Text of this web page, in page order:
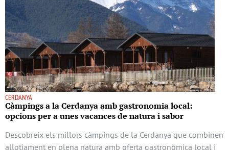
CERDANYA
Càmpings a la Cerdanya amb gastronomia local:
opcions per a unes vacances de natura i sabor
Descobreix els millors càmpings de la Cerdanya que combinen
allotjament en plena natura amb oferta gastronòmica local i